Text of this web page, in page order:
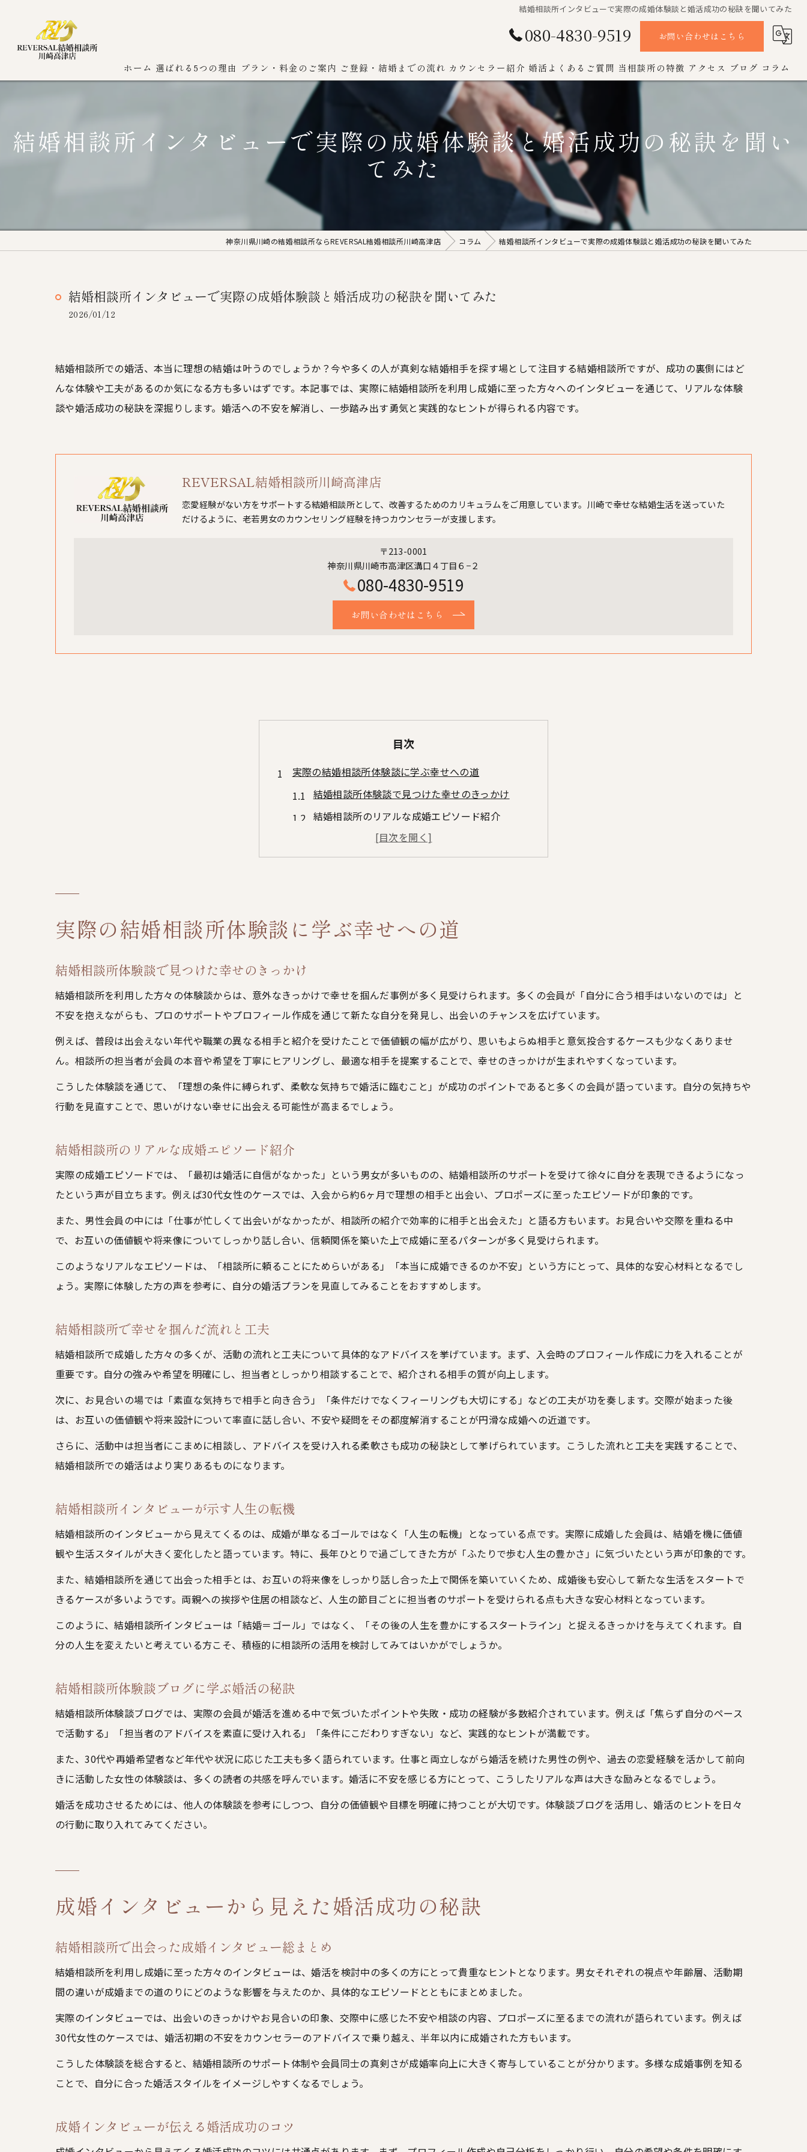
結婚相談所インタビューで実際の成婚体験談と婚活成功の秘訣を聞いてみた
080-4830-9519 お問い合わせはこちら
ホーム 選ばれる5つの理由 プラン・料金のご案内 ご登録・結婚までの流れ カウンセラー紹介 婚活よくあるご質問 当相談所の特徴
お見合い
成婚
男性
アクセス ブログ コラム
結婚相談所インタビューで実際の成婚体験談と婚活成功の秘訣を聞い
てみた
神奈川県川崎の結婚相談所ならREVERSAL結婚相談所川崎高津店 コラム 結婚相談所インタビューで実際の成婚体験談と婚活成功の秘訣を聞いてみた
結婚相談所インタビューで実際の成婚体験談と婚活成功の秘訣を聞いてみた
2026/01/12
結婚相談所での婚活、本当に理想の結婚は叶うのでしょうか？今や多くの人が真剣な結婚相手を探す場として注目する結婚相談所ですが、成功の裏側にはど
んな体験や工夫があるのか気になる方も多いはずです。本記事では、実際に結婚相談所を利用し成婚に至った方々へのインタビューを通じて、リアルな体験
談や婚活成功の秘訣を深掘りします。婚活への不安を解消し、一歩踏み出す勇気と実践的なヒントが得られる内容です。
REVERSAL結婚相談所川崎高津店
恋愛経験がない方をサポートする結婚相談所として、改善するためのカリキュラムをご用意しています。川崎で幸せな結婚生活を送っていた
だけるように、老若男女のカウンセリング経験を持つカウンセラーが支援します。
〒213-0001
神奈川県川崎市高津区溝口４丁目６−２
080-4830-9519
お問い合わせはこちら
目次
実際の結婚相談所体験談に学ぶ幸せへの道
結婚相談所体験談で見つけた幸せのきっかけ
結婚相談所のリアルな成婚エピソード紹介
結婚相談所で幸せを掴んだ流れと工夫
結婚相談所インタビューが示す人生の転機
結婚相談所で出会った成婚インタビュー総まとめ
インタビューから学ぶ結婚相談所活用法
成婚インタビューナレソメの実例解説
女性視点で語る結婚相談所利用の本音エピソード
女性が結婚相談所体験談で語る本音とは
結婚相談所利用女性のリアルな体験ブログ
30代女性の結婚相談所体験談に共感する理由
前向きな婚活を後押しする成婚者の声まとめ
結婚相談所成婚者の声が励みになる理由
結婚相談所体験談ブログから得られる勇気
成婚インタビューが与える前向きな影響
結婚相談所で心が支えられる体験談紹介
結婚相談所で不安を乗り越えた成功例
結婚相談所経験者が語る選択のコツ
成婚後も安心できる結婚相談所活用術
結婚相談所体験談で知る後悔しない方法
結婚相談所成婚後の不安とその解消法
短期間で成婚を実現した婚活の流れと工夫
実際の結婚相談所体験談で見る工夫と成果
結婚相談所で効率良く成婚した秘訣
実際の結婚相談所体験談に学ぶ幸せへの道
結婚相談所体験談で見つけた幸せのきっかけ
結婚相談所を利用した方々の体験談からは、意外なきっかけで幸せを掴んだ事例が多く見受けられます。多くの会員が「自分に合う相手はいないのでは」と
不安を抱えながらも、プロのサポートやプロフィール作成を通じて新たな自分を発見し、出会いのチャンスを広げています。
例えば、普段は出会えない年代や職業の異なる相手と紹介を受けたことで価値観の幅が広がり、思いもよらぬ相手と意気投合するケースも少なくありませ
ん。相談所の担当者が会員の本音や希望を丁寧にヒアリングし、最適な相手を提案することで、幸せのきっかけが生まれやすくなっています。
こうした体験談を通じて、「理想の条件に縛られず、柔軟な気持ちで婚活に臨むこと」が成功のポイントであると多くの会員が語っています。自分の気持ちや
行動を見直すことで、思いがけない幸せに出会える可能性が高まるでしょう。
結婚相談所のリアルな成婚エピソード紹介
実際の成婚エピソードでは、「最初は婚活に自信がなかった」という男女が多いものの、結婚相談所のサポートを受けて徐々に自分を表現できるようになっ
たという声が目立ちます。例えば30代女性のケースでは、入会から約6ヶ月で理想の相手と出会い、プロポーズに至ったエピソードが印象的です。
また、男性会員の中には「仕事が忙しくて出会いがなかったが、相談所の紹介で効率的に相手と出会えた」と語る方もいます。お見合いや交際を重ねる中
で、お互いの価値観や将来像についてしっかり話し合い、信頼関係を築いた上で成婚に至るパターンが多く見受けられます。
このようなリアルなエピソードは、「相談所に頼ることにためらいがある」「本当に成婚できるのか不安」という方にとって、具体的な安心材料となるでし
ょう。実際に体験した方の声を参考に、自分の婚活プランを見直してみることをおすすめします。
結婚相談所で幸せを掴んだ流れと工夫
結婚相談所で成婚した方々の多くが、活動の流れと工夫について具体的なアドバイスを挙げています。まず、入会時のプロフィール作成に力を入れることが
重要です。自分の強みや希望を明確にし、担当者としっかり相談することで、紹介される相手の質が向上します。
次に、お見合いの場では「素直な気持ちで相手と向き合う」「条件だけでなくフィーリングも大切にする」などの工夫が功を奏します。交際が始まった後
は、お互いの価値観や将来設計について率直に話し合い、不安や疑問をその都度解消することが円滑な成婚への近道です。
さらに、活動中は担当者にこまめに相談し、アドバイスを受け入れる柔軟さも成功の秘訣として挙げられています。こうした流れと工夫を実践することで、
結婚相談所での婚活はより実りあるものになります。
結婚相談所インタビューが示す人生の転機
結婚相談所のインタビューから見えてくるのは、成婚が単なるゴールではなく「人生の転機」となっている点です。実際に成婚した会員は、結婚を機に価値
観や生活スタイルが大きく変化したと語っています。特に、長年ひとりで過ごしてきた方が「ふたりで歩む人生の豊かさ」に気づいたという声が印象的です。
また、結婚相談所を通じて出会った相手とは、お互いの将来像をしっかり話し合った上で関係を築いていくため、成婚後も安心して新たな生活をスタートで
きるケースが多いようです。両親への挨拶や住居の相談など、人生の節目ごとに担当者のサポートを受けられる点も大きな安心材料となっています。
このように、結婚相談所インタビューは「結婚＝ゴール」ではなく、「その後の人生を豊かにするスタートライン」と捉えるきっかけを与えてくれます。自
分の人生を変えたいと考えている方こそ、積極的に相談所の活用を検討してみてはいかがでしょうか。
結婚相談所体験談ブログに学ぶ婚活の秘訣
結婚相談所体験談ブログでは、実際の会員が婚活を進める中で気づいたポイントや失敗・成功の経験が多数紹介されています。例えば「焦らず自分のペース
で活動する」「担当者のアドバイスを素直に受け入れる」「条件にこだわりすぎない」など、実践的なヒントが満載です。
また、30代や再婚希望者など年代や状況に応じた工夫も多く語られています。仕事と両立しながら婚活を続けた男性の例や、過去の恋愛経験を活かして前向
きに活動した女性の体験談は、多くの読者の共感を呼んでいます。婚活に不安を感じる方にとって、こうしたリアルな声は大きな励みとなるでしょう。
婚活を成功させるためには、他人の体験談を参考にしつつ、自分の価値観や目標を明確に持つことが大切です。体験談ブログを活用し、婚活のヒントを日々
の行動に取り入れてみてください。
成婚インタビューから見えた婚活成功の秘訣
結婚相談所で出会った成婚インタビュー総まとめ
結婚相談所を利用し成婚に至った方々のインタビューは、婚活を検討中の多くの方にとって貴重なヒントとなります。男女それぞれの視点や年齢層、活動期
間の違いが成婚までの道のりにどのような影響を与えたのか、具体的なエピソードとともにまとめました。
実際のインタビューでは、出会いのきっかけやお見合いの印象、交際中に感じた不安や相談の内容、プロポーズに至るまでの流れが語られています。例えば
30代女性のケースでは、婚活初期の不安をカウンセラーのアドバイスで乗り越え、半年以内に成婚された方もいます。
こうした体験談を総合すると、結婚相談所のサポート体制や会員同士の真剣さが成婚率向上に大きく寄与していることが分かります。多様な成婚事例を知る
ことで、自分に合った婚活スタイルをイメージしやすくなるでしょう。
成婚インタビューが伝える婚活成功のコツ